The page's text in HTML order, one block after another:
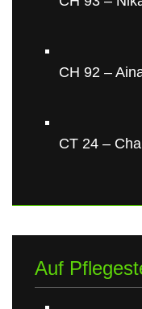
CH 92 –
CT 24 –
Auf